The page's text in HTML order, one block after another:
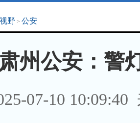
野 > 公安
州公安：警
07-10 10:09:40